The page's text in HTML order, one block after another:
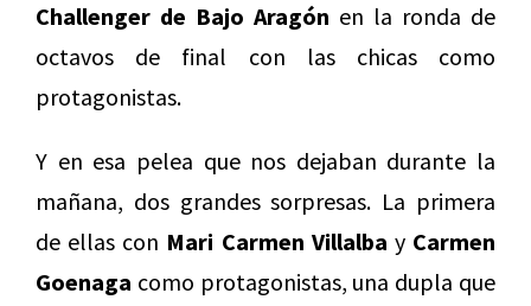
Challenger de Bajo Aragón en la ronda de
octavos de final con las chicas como
protagonistas.
Y en esa pelea que nos dejaban durante la
mañana, dos grandes sorpresas. La primera
de ellas con Mari Carmen Villalba y Carmen
Goenaga como protagonistas, una dupla que